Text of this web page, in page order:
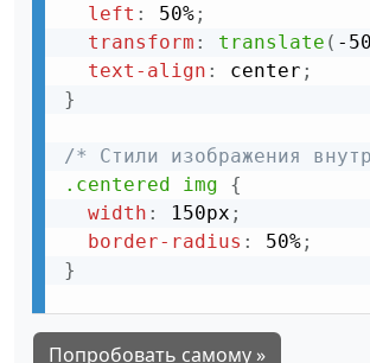
left : 50%;
transform : translate ( -
text-align : center ;
}
/* Стили изображения
.centered img
{
width : 150px ;
border-radius : 50%;
}
Попробовать самому »